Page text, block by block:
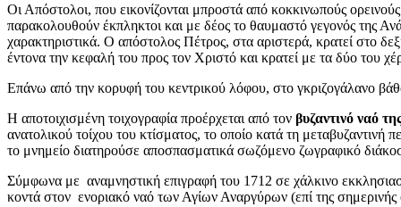
Οι Απόστολοι, που εικονίζονται μπροστά από κοκκινωπούς
παρακολουθούν έκπληκτοι και με δέος το θαυμαστό γεγονός της
χαρακτηριστικά. Ο απόστολος Πέτρος, στα αριστερά, κρατεί στο
έντονα την κεφαλή του προς τον Χριστό και κρατεί με τα δύο του
Επάνω από την κορυφή του κεντρικού λόφου, στο γκριζογάλανο
Η αποτοιχισμένη τοιχογραφία προέρχεται από τον βυζαντινό ναό
ανατολικού τοίχου του κτίσματος, το οποίο κατά τη
το μνημείο διατηρούσε αποσπασματικά σωζόμενο ζωγραφικό
Σύμφωνα με αναμνηστική επιγραφή του 1712 σε χάλκινο
κοντά στον ενοριακό ναό των Αγίων Αναργύρων (επί της